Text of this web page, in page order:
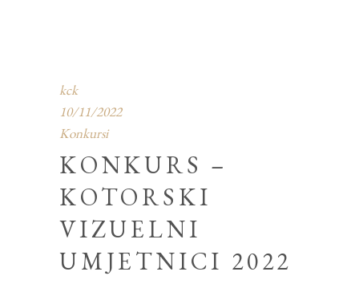
kck
10/11/2022
Konkursi
KONKURS –
KOTORSKI
VIZUELNI
UMJETNICI 2022